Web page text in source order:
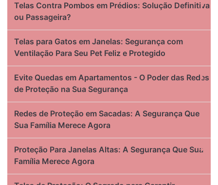
Telas Contra Pombos em Prédios: Solução Definitiva
ou Passageira?
Telas para Gatos em Janelas: Segurança com
Ventilação Para Seu Pet Feliz e Protegido
Evite Quedas em Apartamentos - O Poder das Redes
de Proteção na Sua Segurança
Redes de Proteção em Sacadas: A Segurança Que
Sua Família Merece Agora
Proteção Para Janelas Altas: A Segurança Que Sua
Família Merece Agora